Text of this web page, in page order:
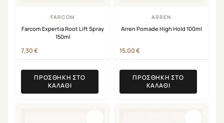
FARCOM
Farcom Expertia Root Lift Spray
150ml
7,30€
ΠΡΟΣΘΉΚΗ ΣΤΟ
ΚΑΛΆΘΙ
ARREN
Arren Pomade High Hold 100ml
15,00€
ΠΡΟΣΘΉΚΗ ΣΤΟ
ΚΑΛΆΘΙ